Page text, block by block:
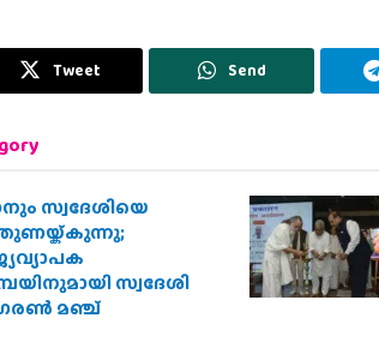
Tweet Send
സ്വദേശിയെ
സ്വദേശി
മഞ്ച്